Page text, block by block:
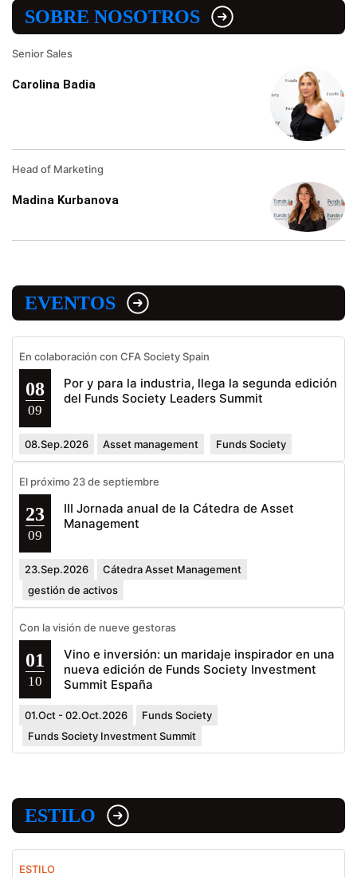
SOBRE NOSOTROS
Senior Sales
Carolina Badia
Head of Marketing
Madina Kurbanova
EVENTOS
En colaboración con CFA Society Spain
08
09
Por y para la industria, llega la segunda edición
del Funds Society Leaders Summit
08.Sep.2026 Asset management Funds Society
El próximo 23 de septiembre
23
09
III Jornada anual de la Cátedra de Asset
Management
23.Sep.2026
Cátedra Asset Management
gestión de activos
Con la visión de nueve gestoras
01
10
Vino e inversión: un maridaje inspirador en una
nueva edición de Funds Society Investment
Summit España
01.Oct - 02.Oct.2026
Funds Society
Funds Society Investment Summit
ESTILO
ESTILO